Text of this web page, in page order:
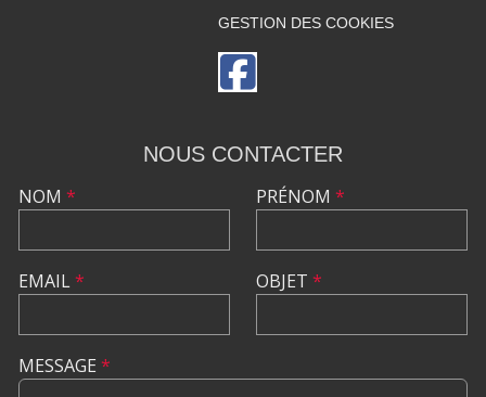
GESTION DES COOKIES
NOUS CONTACTER
NOM *
EMAIL*
PRÉNOM *
OBJET *
MESSAGE *